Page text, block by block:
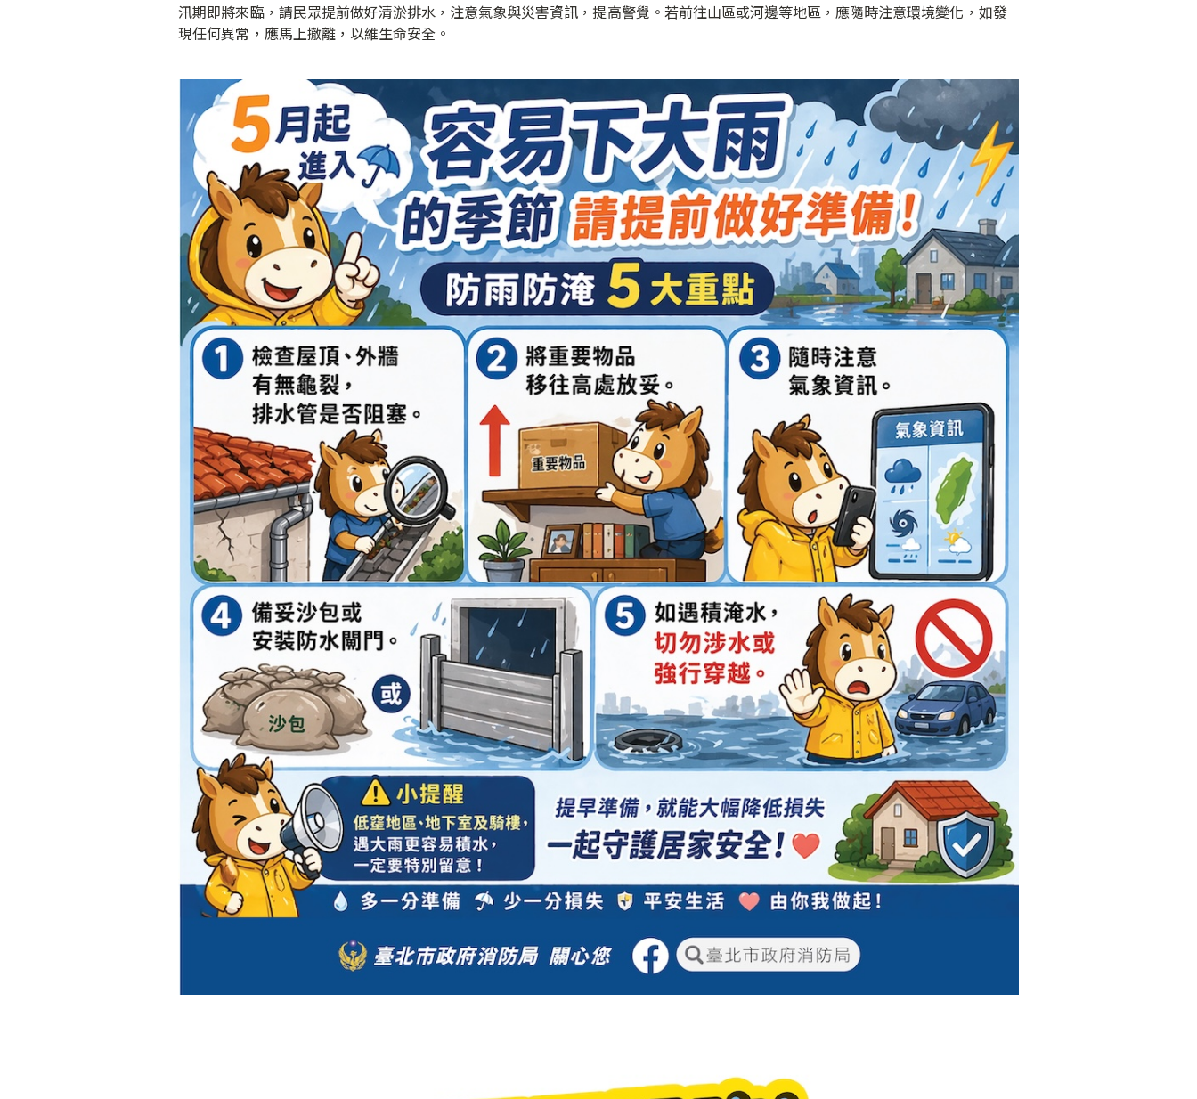
汛期即將來臨，請民眾提前做好清淤排水，注意氣象與災害資訊，提高警覺。若前往山區或河邊等地區，應隨時注意環境變化，如發
現任何異常，應馬上撤離，以維生命安全。